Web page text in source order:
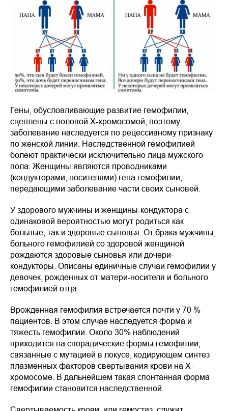
Гены, обусловливающие развитие гемофилии,
сцеплены с половой Х-хромосомой, поэтому
заболевание наследуется по рецессивному признаку
по женской линии. Наследственной гемофилией
болеют практически исключительно лица мужского
пола. Женщины являются проводниками
(кондукторами, носителями) гена гемофилии,
передающими заболевание части своих сыновей.
У здорового мужчины и женщины-кондуктора с
одинаковой вероятностью могут родиться как
больные, так и здоровые сыновья. От брака мужчины,
больного гемофилией со здоровой женщиной
рождаются здоровые сыновья или дочери-
кондукторы. Описаны единичные случаи гемофилии у
девочек, рожденных от матери-носителя и больного
гемофилией отца.
Врожденная гемофилия встречается почти у 70 %
пациентов. В этом случае наследуется форма и
тяжесть гемофилии. Около 30% наблюдений
приходится на спорадические формы гемофилии,
связанные с мутацией в локусе, кодирующем синтез
плазменных факторов свертывания крови на Х-
хромосоме. В дальнейшем такая спонтанная форма
гемофилии становится наследственной.